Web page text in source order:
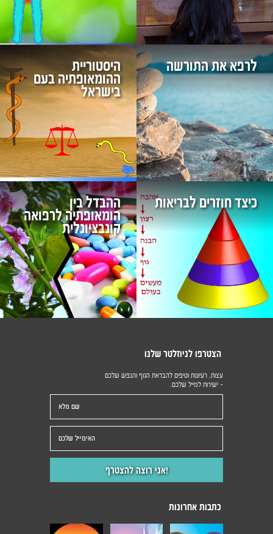
לרפא את התורשה היסטוריית
ההומאופתיה בעם
בישראל
כיצד חוזרים לבריאות ההבדל בין
הומאופתיה לרפואה
קונבציונלית
כתבות אחרונות
הצטרפו לניוזלטר שלנו
עצות, רעיונות וטיפים להבראת הגוף והנפש שלכם
- ישירות למייל שלכם.